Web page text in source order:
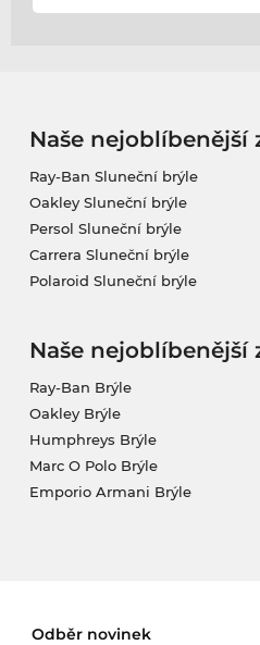
Naše
Ray-Ban Sluneční brýle
Oakley Sluneční brýle
Persol Sluneční brýle
Carrera Sluneční brýle
Polaroid Sluneční brýle
Naše nejoblíbenější
Ray-Ban Brýle
Oakley Brýle
Humphreys Brýle
Marc O Polo Brýle
Emporio Armani Brýle
Odběr novinek